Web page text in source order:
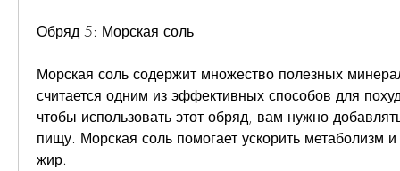
Обряд 5: Морская соль
Морская соль содержит множество полезных
считается одним из эффективных способов для
чтобы использовать этот обряд, вам нужно
пищу. Морская соль помогает ускорить метаболизм и
жир.